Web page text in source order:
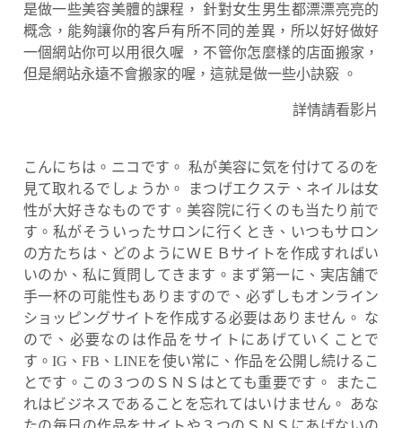
是做一些美容美體的課程， 針對女生男生都漂漂亮亮的
概念，能夠讓你的客戶有所不同的差異，所以好好做好
一個網站你可以用很久喔 ，不管你怎麼樣的店面搬家，
但是網站永遠不會搬家的喔，這就是做一些小訣竅 。
詳情請看影片
こんにちは。ニコです。 私が美容に気を付けてるのを
見て取れるでしょうか。 まつげエクステ、ネイルは女
性が大好きなものです。美容院に行くのも当たり前で
す。私がそういったサロンに行くとき、いつもサロン
の方たちは、どのようにＷＥＢサイトを作成すればい
いのか、私に質問してきます。まず第一に、実店舗で
手一杯の可能性もありますので、必ずしもオンライン
ショッピングサイトを作成する必要はありません。 な
ので、必要なのは作品をサイトにあげていくことで
す。IG、FB、LINEを使い常に、作品を公開し続けるこ
とです。この３つのＳＮＳはとても重要です。 またこ
れはビジネスであることを忘れてはいけません。 あな